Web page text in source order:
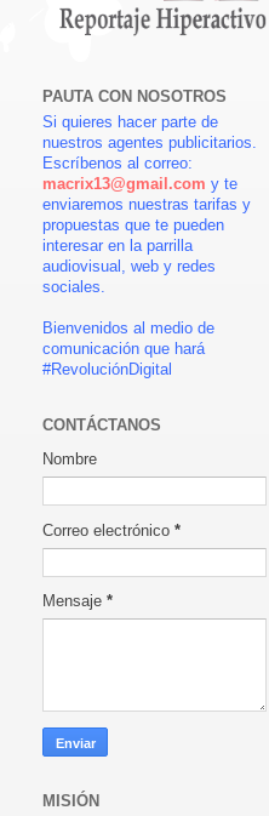
PAUTA CON NOSOTROS
Si quieres hacer parte de
nuestros agentes publicitarios.
Escríbenos al correo:
macrix13@gmail.com y te
enviaremos nuestras tarifas y
propuestas que te pueden
interesar en la parrilla
audiovisual, web y redes
sociales.
Bienvenidos al medio de
comunicación que hará
#RevoluciónDigital
CONTÁCTANOS
Nombre
Correo electrónico *
Mensaje *
MISIÓN